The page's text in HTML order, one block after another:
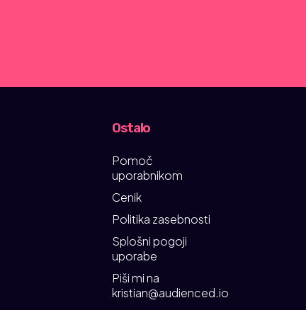
Ostalo
Pomoč
uporabnikom
Cenik
Politika zasebnosti
Splošni pogoji
uporabe
Piši mi na
kristian@audienced.io